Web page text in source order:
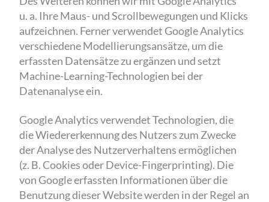
u. a. Ihre Maus- und Scrollbewegungen und Klicks
aufzeichnen. Ferner verwendet Google Analytics
verschiedene Modellierungsansätze, um die
erfassten Datensätze zu ergänzen und setzt
Machine-Learning-Technologien bei der
Datenanalyse ein.
Google Analytics verwendet Technologien, die
die Wiedererkennung des Nutzers zum Zwecke
der Analyse des Nutzerverhaltens ermöglichen
(z. B. Cookies oder Device-Fingerprinting). Die
von Google erfassten Informationen über die
Benutzung dieser Website werden in der Regel an